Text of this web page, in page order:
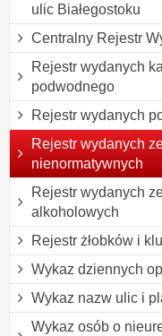
ulic Białegostoku
Centralny Rejestr
Rejestr wydanych
podwodnego
Rejestr wydanych
Rejestr wydanych
nienormatywnych
Rejestr wydanych
alkoholowych
Rejestr żłobków i
Wykaz dziennych
Wykaz nazw ulic i
Wykaz osób o